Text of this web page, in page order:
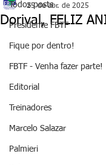
Todos posts
Presidente FBTF
Fique por dentro!
FBTF - Venha fazer parte!
Editorial
Treinadores
Marcelo Salazar
Palmieri
Dorival, FELIZ
25 de abr. de 2025